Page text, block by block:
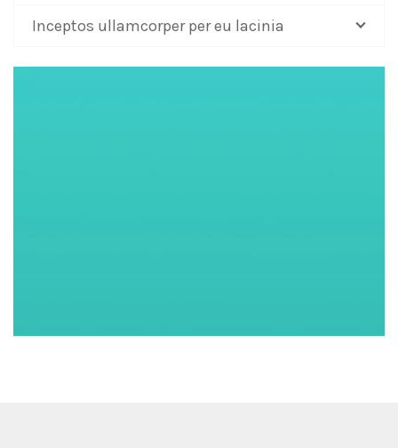
Inceptos ullamcorper per eu lacinia